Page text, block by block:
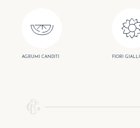
AGRUMI CANDITI FIORI GIALLI